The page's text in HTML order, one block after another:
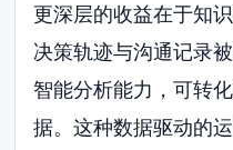
更深层的收益在于知
决策轨迹与沟通记录
智能分析能力，可转
据。这种数据驱动的